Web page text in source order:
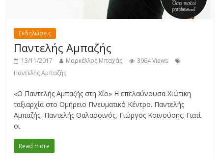
Εκδηλώσεις
Παντελής Αμπαζής
13/11/2017 Μαρκέλλος Μπαχάς
3964 Views
Παντελής Αμπαζής
«Ο Παντελής Αμπαζής στη Χίο» Η επελαύνουσα Χιώτικη
ταξιαρχία στο Ομήρειο Πνευματικό Κέντρο. Παντελής
Αμπαζής, Παντελής Θαλασσινός, Γιώργος Κοινούσης. Γιατί
οι
Read more